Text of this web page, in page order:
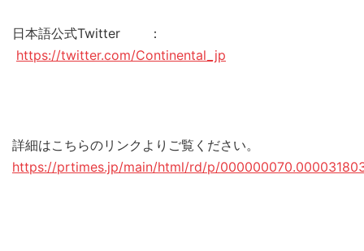
日本語公式Twitter ：
https://twitter.com/Continental_jp
詳細はこちらのリンクよりご覧ください。
https://prtimes.jp/main/html/rd/p/